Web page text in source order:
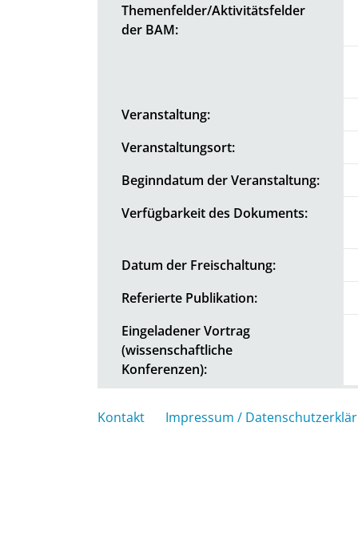
Themenfelder/Aktivitätsfelder
der BAM:
Veranstaltung:
Veranstaltungsort:
Beginndatum der Veranstaltung:
Verfügbarkeit des Dokuments:
Datum der Freischaltung:
Referierte Publikation:
Eingeladener Vortrag
(wissenschaftliche
Konferenzen):
Kontakt Impressum /